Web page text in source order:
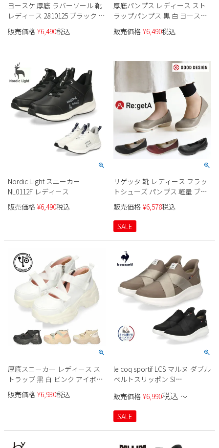
ヨースケ 厚底 ラバーソール 靴
レディース 2810125 ブラック ホ
ワイト マルチ チェック柄 カジ
ュアル レースアップシューズ
販売価格 ¥6,490税込
厚底パンプス レディース スト
ラップパンプス 黒 白 ヨースケ
靴 YOSUKE 4450037 ブラック ホ
ワイト ベージュ エナメル タン
販売価格 ¥6,490税込
Nordic Light スニーカー
NL0112F レディース
販売価格 ¥6,490税込
リゲッタ 靴 レディース フラッ
トシューズ パンプス 軽量 ブラ
ック グレー ダークレッド カジ
ュアル TB101 コンフォート 日
本製 ぺたんこ セール
販売価格 ¥6,578税込
SALE
厚底スニーカー レディース ス
トラップ 黒 白 ピンク アイボリ
ー 幅広 ヨースケ 靴 YOSUKE
4450053 ブラック ホワイト ベー
販売価格 ¥6,930税込
le coq sportif LCS マルヌ ダブル
ベルトスリッポン SI
販売価格 ¥6,990税込 〜
SALE